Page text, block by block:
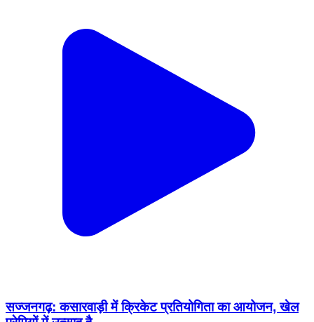
सज्जनगढ़: कसारवाड़ी में क्रिकेट प्रतियोगिता का आयोजन, खेल